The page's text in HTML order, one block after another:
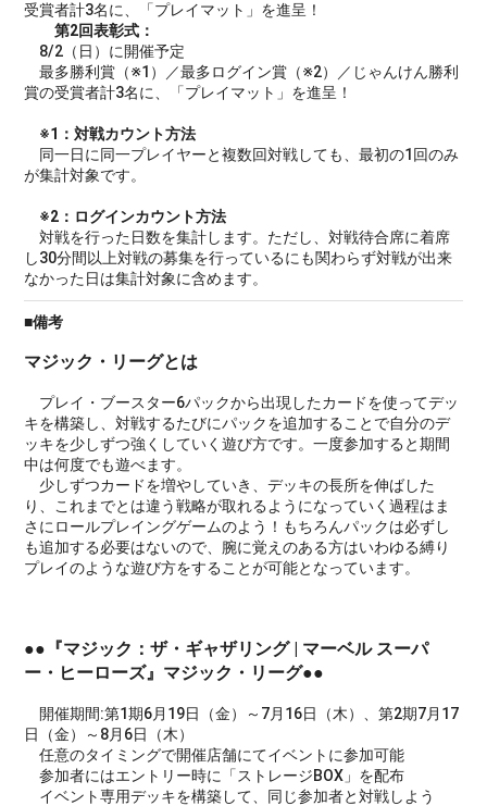
受賞者計3名に、「プレイマット」を進呈！
第2回表彰式：
8/2（日）に開催予定
最多勝利賞（※1）／最多ログイン賞（※2）／じゃんけん勝利
賞の受賞者計3名に、「プレイマット」を進呈！
※1：対戦カウント方法
同一日に同一プレイヤーと複数回対戦しても、最初の1回のみ
が集計対象です。
※2：ログインカウント方法
対戦を行った日数を集計します。ただし、対戦待合席に着席
し30分間以上対戦の募集を行っているにも関わらず対戦が出来
なかった日は集計対象に含めます。
■備考
マジック・リーグとは
プレイ・ブースター6パックから出現したカードを使ってデッ
キを構築し、対戦するたびにパックを追加することで自分のデ
ッキを少しずつ強くしていく遊び方です。一度参加すると期間
中は何度でも遊べます。
少しずつカードを増やしていき、デッキの長所を伸ばした
り、これまでとは違う戦略が取れるようになっていく過程はま
さにロールプレイングゲームのよう！もちろんパックは必ずし
も追加する必要はないので、腕に覚えのある方はいわゆる縛り
プレイのような遊び方をすることが可能となっています。
●●『マジック：ザ・ギャザリング | マーベル スーパ
ー・ヒーローズ』マジック・リーグ●●
開催期間:第1期6月19日（金）～7月16日（木）、第2期7月17
日（金）～8月6日（木）
任意のタイミングで開催店舗にてイベントに参加可能
参加者にはエントリー時に「ストレージBOX」を配布
イベント専用デッキを構築して、同じ参加者と対戦しよう